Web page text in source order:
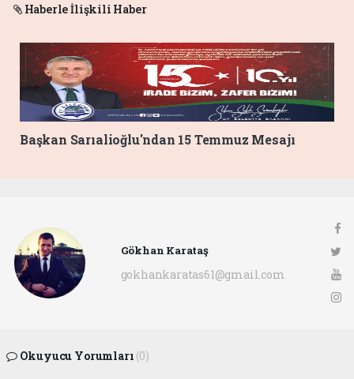
Haberle İlişkili Haber
Başkan Sarıalioğlu'ndan 15 Temmuz Mesajı
Gökhan Karataş
gokhankaratas61@gmail.com
Okuyucu Yorumları (0)